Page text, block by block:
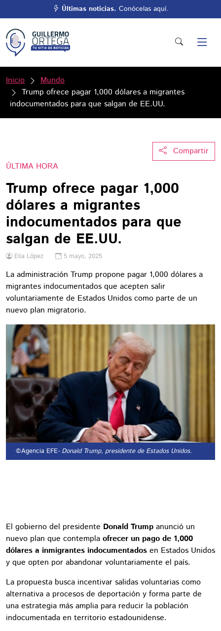
Últimas noticias. Conócelas aquí.
Inicio
Mundo
Trump ofrece pagar 1,000 dólares a migrantes
indocumentados para que salgan de EE.UU.
Compartir
ÚLTIMA HORA
Trump ofrece pagar 1,000
dólares a migrantes
indocumentados para que
salgan de EE.UU.
Elia López 5 mayo, 2025
La administración Trump propone pagar 1,000 dólares a
migrantes indocumentados que acepten salir
voluntariamente de Estados Unidos como parte de un
nuevo plan migratorio.
©Agencia EFE- Donald Trump, presidente de Estados Unidos.
El gobierno del presidente Donald Trump anunció un
nuevo plan que contempla ofrecer un pago de 1,000
dólares a inmigrantes indocumentados en Estados Unidos
y que opten por abandonar voluntariamente el país.
La propuesta busca incentivar salidas voluntarias como
alternativa a procesos de deportación y forma parte de
una estrategia más amplia para reducir la población
indocumentada en territorio estadounidense.